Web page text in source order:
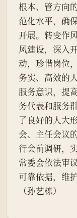
根本、管方向
范化水平，确
开展。转变作
风建设，深入
动，珍惜岗位
务实、高效的
服务意识，提
务代表和服务
了良好的人大
会、主任会议
行会前调研，
常委会依法审
可靠依据，维
（孙艺栋）